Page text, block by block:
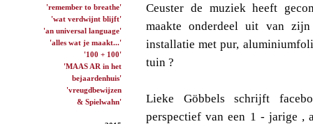
'remember to breathe'
'wat verdwijnt blijft'
'an universal language'
'alles wat je maakt...'
'100 + 100'
'MAAS AR in het
bejaardenhuis'
'vreugdbewijzen
& Spielwahn'
Ceuster de muziek heeft
maakte onderdeel uit van
installatie met pur,
tuin ?
Lieke Göbbels schrijft
perspectief van een 1 - jarige ,